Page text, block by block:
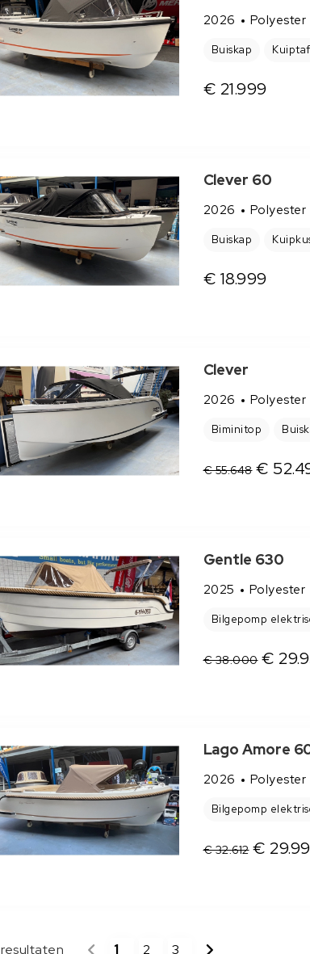
2026 Polyester
Buiskap
€ 21.999
Clever 60
2026 Polyester
Buiskap
€ 18.999
Clever
2026 Polyester
Biminitop
€ 55.648€
Gentle 630
2025 Polyester
Bilgepomp
€ 38.000€
Lago Amore
2026 Polyester
Bilgepomp
€ 32.612€
resultaten 1 2 3